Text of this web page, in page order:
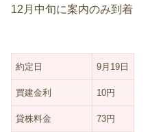
12月中旬に案内のみ到着
約定日 9月19日
買建金利 10円
貸株料金 73円